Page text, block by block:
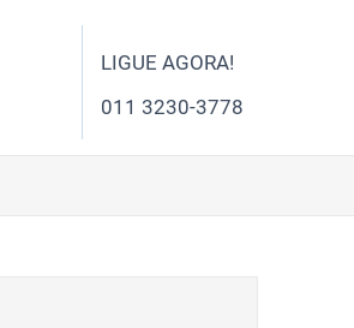
LIGUE AGORA!
011 3230-3778